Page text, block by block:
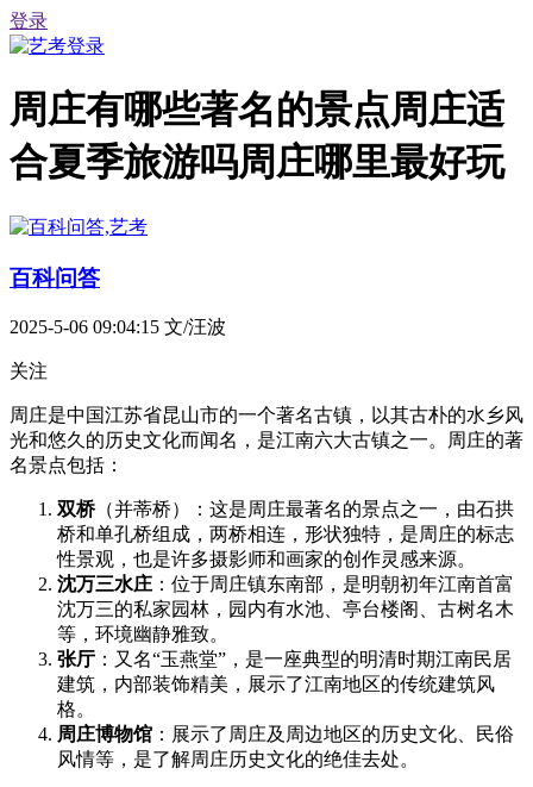
登录
周庄有哪些著名的景点周庄适
合夏季旅游吗周庄哪里最好玩
百科问答
2025-5-06 09:04:15 文/汪波
关注
周庄是中国江苏省昆山市的一个著名古镇，以其古朴的水乡风
光和悠久的历史文化而闻名，是江南六大古镇之一。周庄的著
名景点包括：
双桥（并蒂桥）：这是周庄最著名的景点之一，由石拱
桥和单孔桥组成，两桥相连，形状独特，是周庄的标志
性景观，也是许多摄影师和画家的创作灵感来源。
沈万三水庄 ：位于周庄镇东南部，是明朝初年江南首富
沈万三的私家园林，园内有水池、亭台楼阁、古树名木
等，环境幽静雅致。
张厅 ：又名“玉燕堂”，是一座典型的明清时期江南民居
建筑，内部装饰精美，展示了江南地区的传统建筑风
格。
周庄博物馆 ：展示了周庄及周边地区的历史文化、民俗
风情等，是了解周庄历史文化的绝佳去处。